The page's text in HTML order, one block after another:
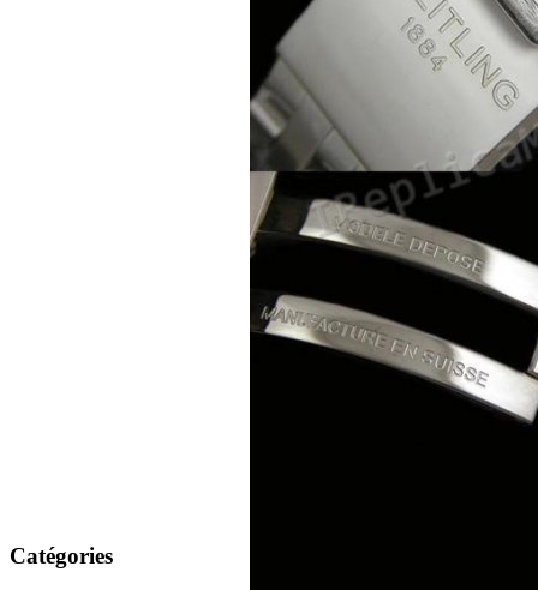
Catégories